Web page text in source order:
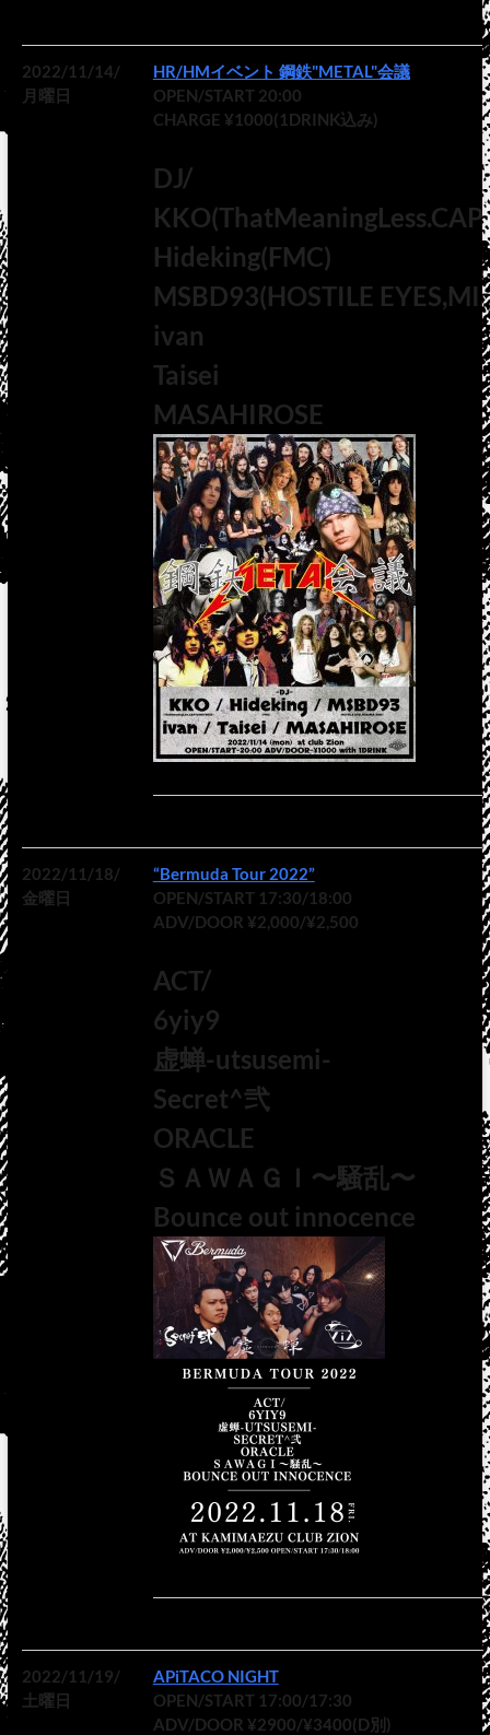
2022/11/14/
月曜日
HR/HMイベント 鋼鉄"METAL"会議
OPEN/START 20:00
CHARGE ¥1000(1DRINK込み)
DJ/
Hideking(FMC)
MSBD93(HOSTILE
ivan
Taisei
MASAHIROSE
2022/11/18/
金曜日
“Bermuda Tour 2022”
OPEN/START 17:30/18:00
ADV/DOOR ¥2,000/¥2,500
ACT/
6yiy9
虚蝉-utsusemi-
Secret^弐
ORACLE
ＳＡＷＡＧＩ〜騒乱〜
Bounce out innocence
2022/11/19/
土曜日
APiTACO NIGHT
OPEN/START 17:00/17:30
ADV/DOOR ¥2900/¥3400(D別)